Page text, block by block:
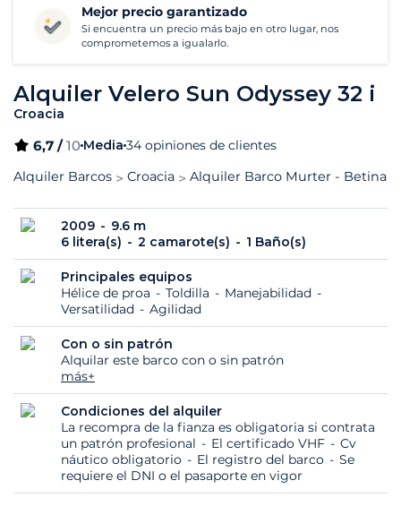
Alquiler Velero Sun Odyssey 32 i
Croacia
6,7 /10 Media 34 opiniones de clientes
Alquiler Barcos
Croacia Alquiler Barco Murter - Betina
2009
9.6 m
6 litera(s)
2 camarote(s) 1 Baño(s)
Principales equipos
Hélice de proa
Toldilla
Manejabilidad
Versatilidad
Agilidad
Con o sin patrón
Alquilar este barco con o sin patrón
más+
Condiciones del alquiler
La recompra de la fianza es obligatoria si contrata
un patrón profesional
El certificado VHF
Cv
náutico obligatorio
El registro del barco
Se
requiere el DNI o el pasaporte en vigor
Mejor precio garantizado
Si encuentra un precio más bajo en otro lugar, nos
comprometemos a igualarlo.